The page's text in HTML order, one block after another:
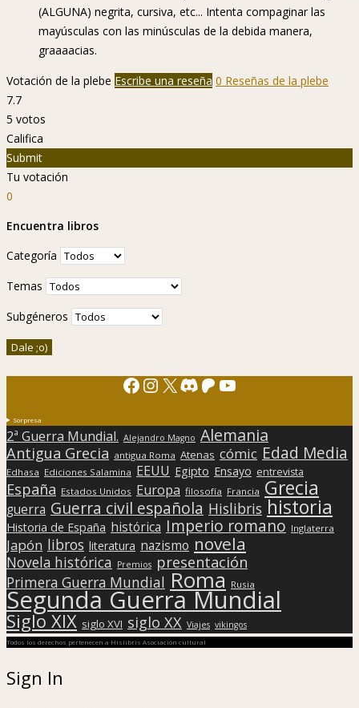
(ALGUNA) negrita, cursiva, etc... Intenta compaginar las
mayúsculas con las minúsculas de la debida manera,
graaaacias.
Votación de la plebe Escribe una reseña 0 Reseñas de la plebe
7.7
5 votos
Califica
Submit
Tu votación
0
Encuentra libros
Categoría
Temas
Subgéneros
Facebook
Instagram
X Discord
Patreon
YouTube
Sorpresa
2ª Guerra Mundial. Alejandro Magno Alemania
Antigua Grecia antigua Roma Atenas cómic Edad Media
Edhasa Ediciones Salamina EEUU Egipto Ensayo entrevista
España Estados Unidos Europa filosofía Francia Grecia
guerra Guerra civil española Hislibris historia
Historia de España histórica Imperio romano Inglaterra
Japón libros literatura nazismo novela
Novela histórica Premios presentación
Primera Guerra Mundial Roma Rusia
Segunda Guerra Mundial
Siglo XIX siglo XVI siglo XX Viajes vikingos
Todos los derechos pertenecen a Hislibris Asociación cultural
Sign In